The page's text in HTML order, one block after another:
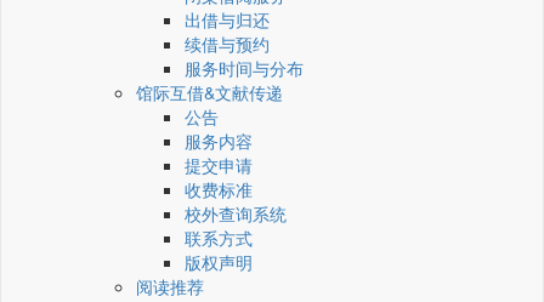
出借与归还
续借与预约
服务时间与分布
馆际互借&文献传递
公告
服务内容
提交申请
收费标准
校外查询系统
联系方式
版权声明
阅读推荐